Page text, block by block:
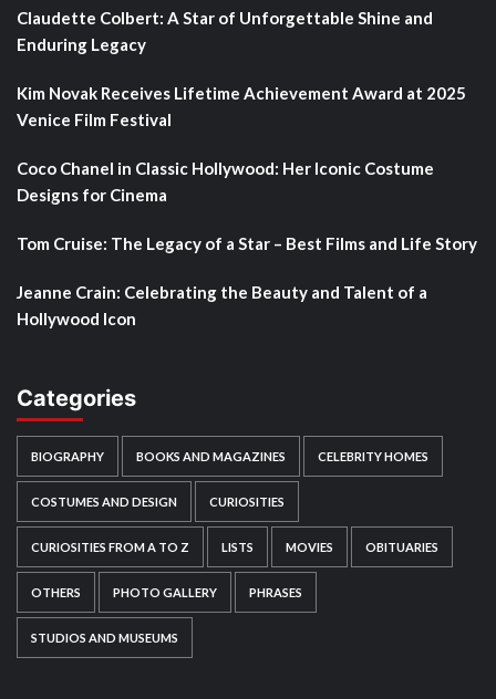
Claudette Colbert: A Star of Unforgettable Shine and
Enduring Legacy
Kim Novak Receives Lifetime Achievement Award at 2025
Venice Film Festival
Coco Chanel in Classic Hollywood: Her Iconic Costume
Designs for Cinema
Tom Cruise: The Legacy of a Star – Best Films and Life Story
Jeanne Crain: Celebrating the Beauty and Talent of a
Hollywood Icon
Categories
BIOGRAPHY BOOKS AND MAGAZINES CELEBRITY HOMES
COSTUMES AND DESIGN CURIOSITIES
CURIOSITIES FROM A TO Z LISTS MOVIES OBITUARIES
OTHERS PHOTO GALLERY PHRASES
STUDIOS AND MUSEUMS